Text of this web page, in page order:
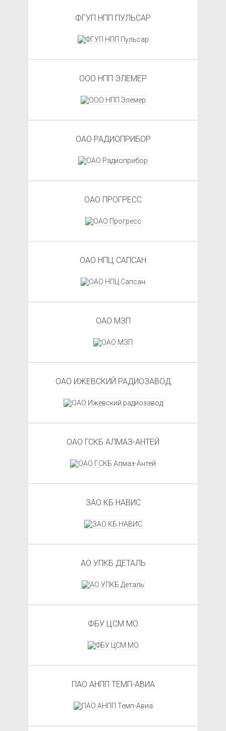
ФГУП НПП ПУЛЬСАР
ООО НПП ЭЛЕМЕР
ОАО РАДИОПРИБОР
ОАО ПРОГРЕСС
ОАО НПЦ САПСАН
ОАО МЗП
ОАО ИЖЕВСКИЙ РАДИОЗАВОД
ОАО ГСКБ АЛМАЗ-АНТЕЙ
ЗАО КБ НАВИС
АО УПКБ ДЕТАЛЬ
ФБУ ЦСМ МО
ПАО АНПП ТЕМП-АВИА